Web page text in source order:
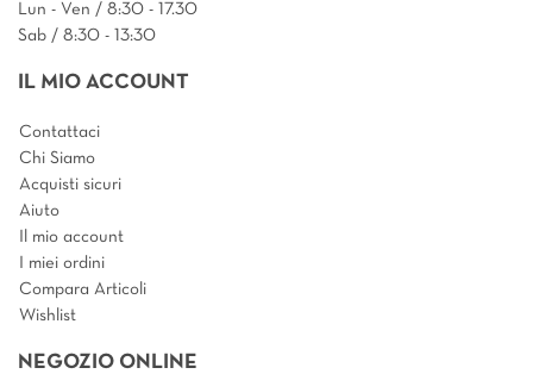
Lun - Ven / 8:30 - 17.30
Sab / 8:30 - 13:30
IL MIO ACCOUNT
Contattaci
Chi Siamo
Acquisti sicuri
Aiuto
Il mio account
I miei ordini
Compara Articoli
Wishlist
NEGOZIO ONLINE